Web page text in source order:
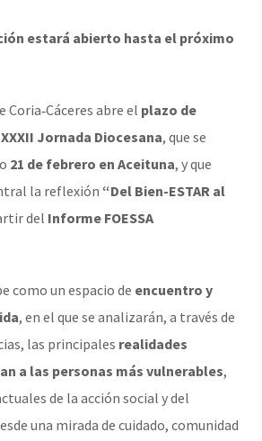
estará abierto hasta el próximo
Coria‑Cáceres abre el plazo de
Jornada Diocesana, que se
21 de febrero en Aceituna, y que
la reflexión “Del Bien-ESTAR al
del Informe FOESSA
como un espacio de encuentro y
, en el que se analizarán, a través de
las principales realidades
a las personas más vulnerables,
de la acción social y del
una mirada de cuidado, comunidad